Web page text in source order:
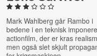
Mark Wahlberg går Rambo i
bedene i en teknisk
actionfilm, der er kras
men også slet skjult